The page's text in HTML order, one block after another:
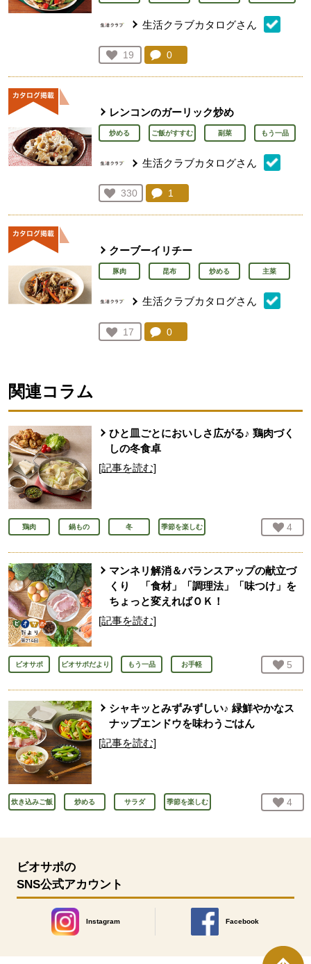
生活クラブカタログさん
お気に入り登録：
19
人が登録
コメント：
0
レンコンのガーリック炒め
炒める ご飯がすすむ 副菜 もう一品
生活クラブカタログさん
お気に入り登録：
330
人が登録
コメント：
1
クーブーイリチー
豚肉 昆布 炒める 主菜
生活クラブカタログさん
お気に入り登録：
17
人が登録
コメント：
0
関連コラム
ひと皿ごとにおいしさ広がる♪ 鶏肉づく
しの冬食卓
[記事を読む]
鶏肉 鍋もの 冬 季節を楽しむ お気
4
マンネリ解消＆バランスアップの献立づ
くり 「食材」「調理法」「味つけ」を
ちょっと変えればＯＫ！
[記事を読む]
ビオサポ ビオサポだより もう一品 お手軽 お気
5
シャキッとみずみずしい♪ 緑鮮やかなス
ナップエンドウを味わうごはん
[記事を読む]
炊き込みご飯 炒める サラダ 季節を楽しむ お気
4
ビオサポの
SNS公式アカウント
Instagram
別のウィンドウで開きます。
Facebook
別のウィンドウで開きます